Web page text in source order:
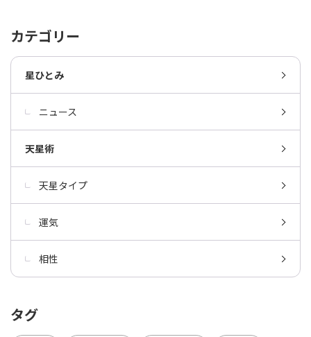
カテゴリー
星ひとみ
ニュース
天星術
天星タイプ
運気
相性
タグ